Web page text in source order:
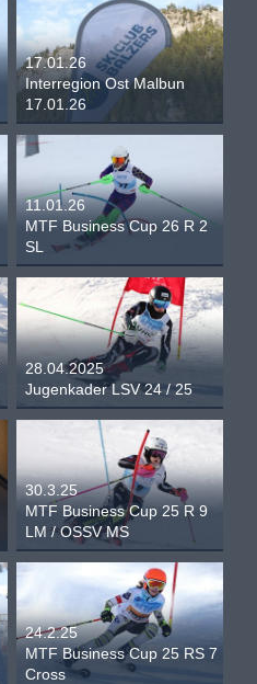
17.01.26
Interregion Ost Malbun
17.01.26
11.01.26
MTF Business Cup 26 R 2
SL
28.04.2025
Jugenkader LSV 24 / 25
30.3.25
MTF Business Cup 25 R 9
LM / OSSV MS
24.2.25
MTF Business Cup 25 RS 7
Cross